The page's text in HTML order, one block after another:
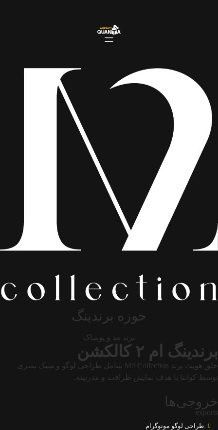
حوزه برندینگ
برند مد و پوشاک
برندینگ ام ۲ کالکشن
خلق هویت برند M2 Collection شامل طراحی لوگو و سبک بصری
توسط کوانتا با هدف نمایش ظرافت و مدرنیته.
خروجی‌ها
exports
طراحی لوگو مونوگرام